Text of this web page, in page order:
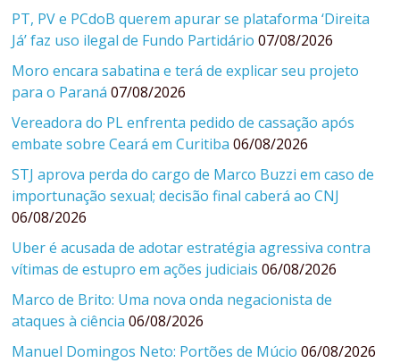
PT, PV e PCdoB querem apurar se plataforma ‘Direita
Já’ faz uso ilegal de Fundo Partidário 07/08/2026
Moro encara sabatina e terá de explicar seu projeto
para o Paraná 07/08/2026
Vereadora do PL enfrenta pedido de cassação após
embate sobre Ceará em Curitiba 06/08/2026
STJ aprova perda do cargo de Marco Buzzi em caso de
importunação sexual; decisão final caberá ao CNJ
06/08/2026
Uber é acusada de adotar estratégia agressiva contra
vítimas de estupro em ações judiciais 06/08/2026
Marco de Brito: Uma nova onda negacionista de
ataques à ciência 06/08/2026
Manuel Domingos Neto: Portões de Múcio 06/08/2026